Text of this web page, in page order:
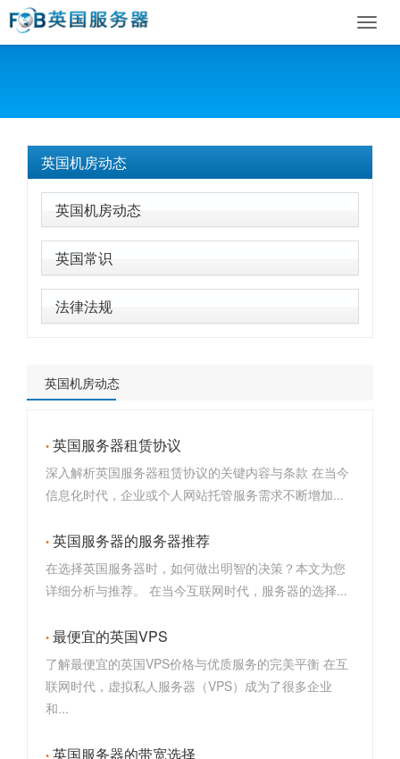
英国机房动态
英国机房动态
英国常识
法律法规
英国机房动态
英国服务器租赁协议
深入解析英国服务器租赁协议的关键内容与条款 在当今
信息化时代，企业或个人网站托管服务需求不断增加...
英国服务器的服务器推荐
在选择英国服务器时，如何做出明智的决策？本文为您
详细分析与推荐。 在当今互联网时代，服务器的选择...
最便宜的英国VPS
了解最便宜的英国VPS价格与优质服务的完美平衡 在互
联网时代，虚拟私人服务器（VPS）成为了很多企业
和...
英国服务器的带宽选择